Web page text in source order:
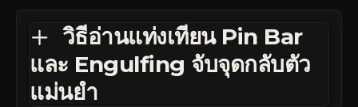
วิธีอ่านแท่งเทียน Pin Bar
และ Engulfing จับจุดกลับตัว
แม่นยำ